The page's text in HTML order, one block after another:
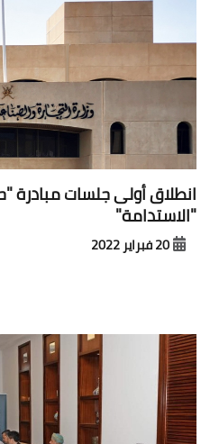
انطلاق أولى جلسات مبادرة
"الاستدامة"
20 فبراير 2022